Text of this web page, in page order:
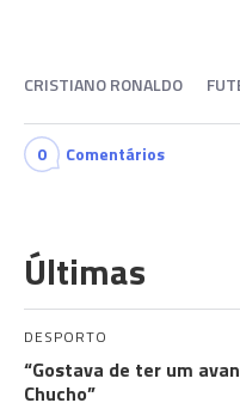
CRISTIANO RONALDO
0 Comentários
Últimas
DESPORTO
“Gostava de ter um
Chucho”